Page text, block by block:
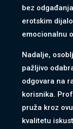
bez
erotskim
emocionalnu
Nadalje,
pažljivo
odgovara na
korisnika.
pruža kroz
kvalitetu